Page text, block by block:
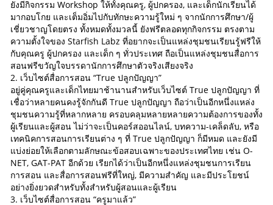
ยังมีกิจกรรม Workshop ให้ทั้งคุณครู, ผู้ปกครอง, และเด็กนักเรียนได้
มากอบโกย และเต็มอิ่มไปกับทักษะความรู้ใหม่ ๆ จากนักการศึกษา/ผู้
เชี่ยวชาญโดยตรง ทั้งหมดทั้งมวลนี้ ยังฟรีตลอดทุกกิจกรรม ตรงตาม
ความตั้งใจของ Starfish Labz ที่อยากจะเป็นแหล่งชุมชนเรียนรู้ฟรีให้
กับคุณครู ผู้ปกครอง และเด็ก ๆ ทั่วประเทศ ถือเป็นแหล่งชุมชนสื่อการ
สอนฟรีขวัญใจบรรดานักการศึกษาตัวจริงเสียงจริง
2. เว็บไซต์สื่อการสอน “True ปลูกปัญญา”
อยู่คู่คุณครูและเด็กไทยมาช้านานสำหรับเว็บไซต์ True ปลูกปัญญา ที่
เชื่อว่าหลายคนคงรู้จักกันดี True ปลูกปัญญา ถือว่าเป็นอีกหนึ่งแหล่ง
ชุมชนความรู้ที่หลากหลาย ครอบคลุมหลายหลายความต้องการของทั้ง
ผู้เรียนและผู้สอน ไม่ว่าจะเป็นคอร์สออนไลน์, บทความ-เคล็ดลับ, หรือ
เทคนิคการสอนการเรียนต่าง ๆ ที่ True ปลูกปัญญา ก็มีหมด และยังมี
แบ่งย่อยให้เลือกตามลักษณะข้อสอบเฉพาะของประเทศไทย เช่น O-
NET, GAT-PAT อีกด้วย เรียกได้ว่าเป็นอีกหนึ่งแหล่งชุมชนการเรียน
การสอน และสื่อการสอนฟรีที่ใหญ่, มีความสำคัญ และมีประโยชน์
อย่างยิ่งยวดสำหรับทั้งสำหรับผู้สอนและผู้เรียน
3. เว็บไซต์สื่อการสอน “ครูมาแล้ว”